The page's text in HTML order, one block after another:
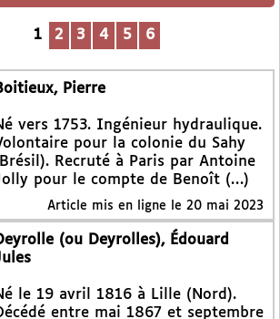
1 2 3 4 5 6
Pierre
vers 1753. Ingénieur hydraulique.
pour la colonie du Sahy
Recruté à Paris par Antoine
pour le compte de Benoît (…)
Article mis en ligne le 20 mai 2023
(ou Deyrolles), Édouard
le 19 avril 1816 à Lille (Nord).
entre mai 1867 et septembre